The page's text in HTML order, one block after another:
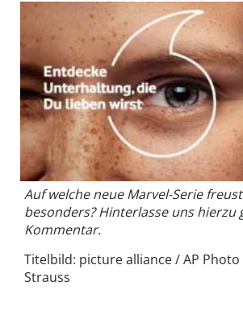
Auf welche neue Marvel-Serie
besonders? Hinterlasse uns hierzu
Kommentar.
Titelbild: picture alliance / AP Photo
Strauss